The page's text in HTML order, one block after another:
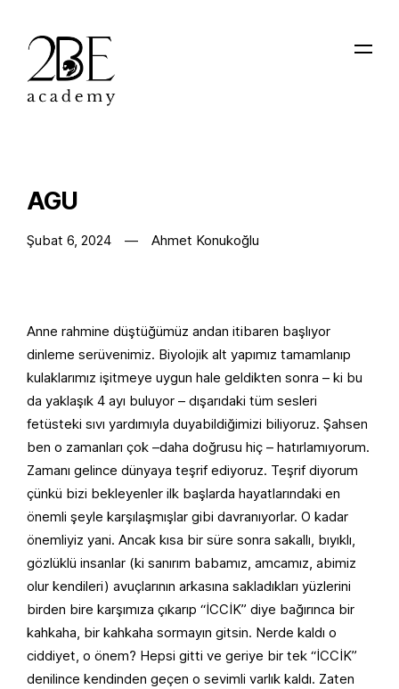
AGU
Şubat 6, 2024 Ahmet Konukoğlu
Anne rahmine düştüğümüz andan itibaren başlıyor
dinleme serüvenimiz. Biyolojik alt yapımız tamamlanıp
kulaklarımız işitmeye uygun hale geldikten sonra – ki bu
da yaklaşık 4 ayı buluyor – dışarıdaki tüm sesleri
fetüsteki sıvı yardımıyla duyabildiğimizi biliyoruz. Şahsen
ben o zamanları çok –daha doğrusu hiç – hatırlamıyorum.
Zamanı gelince dünyaya teşrif ediyoruz. Teşrif diyorum
çünkü bizi bekleyenler ilk başlarda hayatlarındaki en
önemli şeyle karşılaşmışlar gibi davranıyorlar. O kadar
önemliyiz yani. Ancak kısa bir süre sonra sakallı, bıyıklı,
gözlüklü insanlar (ki sanırım babamız, amcamız, abimiz
olur kendileri) avuçlarının arkasına sakladıkları yüzlerini
birden bire karşımıza çıkarıp “İCCİK” diye bağırınca bir
kahkaha, bir kahkaha sormayın gitsin. Nerde kaldı o
ciddiyet, o önem? Hepsi gitti ve geriye bir tek “İCCİK”
denilince kendinden geçen o sevimli varlık kaldı. Zaten